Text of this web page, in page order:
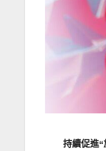
持續促進